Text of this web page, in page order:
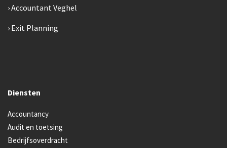
Accountant Veghel
Exit Planning
Diensten
Accountancy
Audit en toetsing
Bedrijfsoverdracht